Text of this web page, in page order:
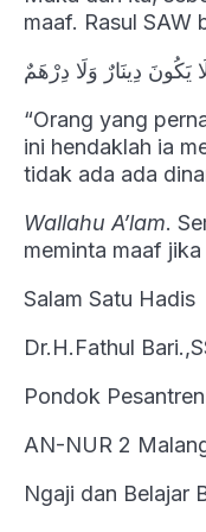
maaf. Rasul SAW
دِينَارٌ وَلَا دِرْهَمٌ
“Orang yang
ini hendaklah ia
tidak ada ada
Wallahu A’lam.
meminta maaf
Salam Satu Hadis
Dr.H.Fathul
Pondok
AN-NUR 2
Ngaji dan Belajar